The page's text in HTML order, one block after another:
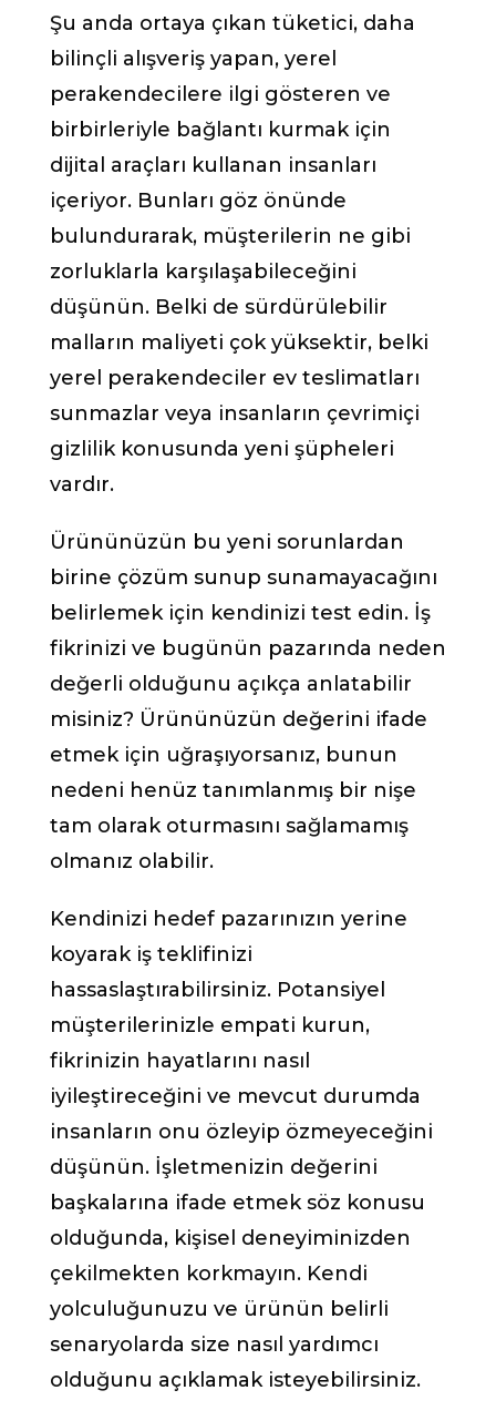
Şu anda ortaya çıkan tüketici, daha
bilinçli alışveriş yapan, yerel
perakendecilere ilgi gösteren ve
birbirleriyle bağlantı kurmak için
dijital araçları kullanan insanları
içeriyor. Bunları göz önünde
bulundurarak, müşterilerin ne gibi
zorluklarla karşılaşabileceğini
düşünün. Belki de sürdürülebilir
malların maliyeti çok yüksektir, belki
yerel perakendeciler ev teslimatları
sunmazlar veya insanların çevrimiçi
gizlilik konusunda yeni şüpheleri
vardır.
Ürününüzün bu yeni sorunlardan
birine çözüm sunup sunamayacağını
belirlemek için kendinizi test edin. İş
fikrinizi ve bugünün pazarında neden
değerli olduğunu açıkça anlatabilir
misiniz? Ürününüzün değerini ifade
etmek için uğraşıyorsanız, bunun
nedeni henüz tanımlanmış bir nişe
tam olarak oturmasını sağlamamış
olmanız olabilir.
Kendinizi hedef pazarınızın yerine
koyarak iş teklifinizi
hassaslaştırabilirsiniz. Potansiyel
müşterilerinizle empati kurun,
fikrinizin hayatlarını nasıl
iyileştireceğini ve mevcut durumda
insanların onu özleyip özmeyeceğini
düşünün. İşletmenizin değerini
başkalarına ifade etmek söz konusu
olduğunda, kişisel deneyiminizden
çekilmekten korkmayın. Kendi
yolculuğunuzu ve ürünün belirli
senaryolarda size nasıl yardımcı
olduğunu açıklamak isteyebilirsiniz.